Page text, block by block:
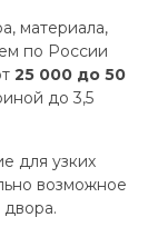
материала,
по России
25 000 до 50
до 3,5
для узких
возможное
двора.